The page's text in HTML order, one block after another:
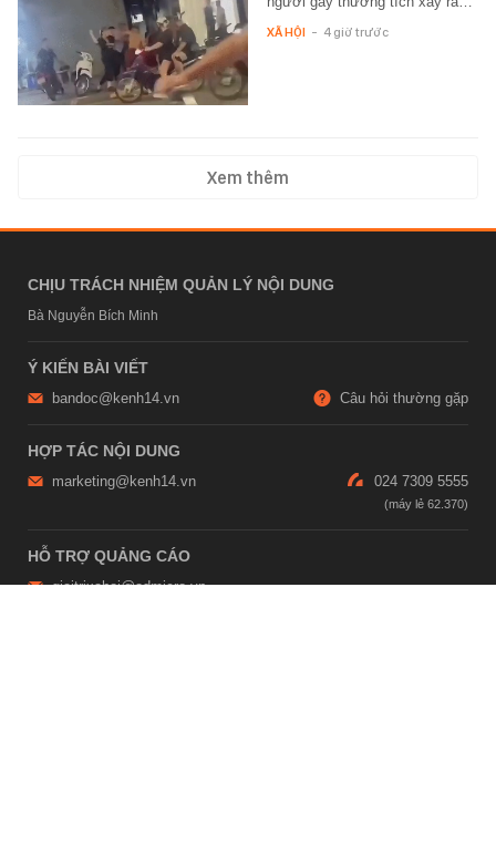
XÃ HỘI - 4 giờ trước
Xem thêm
CHỊU TRÁCH NHIỆM QUẢN LÝ NỘI DUNG
Bà Nguyễn Bích Minh
Ý KIẾN BÀI VIẾT
bandoc@kenh14.vn Câu hỏi thường gặp
HỢP TÁC NỘI DUNG
marketing@kenh14.vn 024 7309 5555
HỖ TRỢ QUẢNG CÁO
giaitrixahoi@admicro.vn